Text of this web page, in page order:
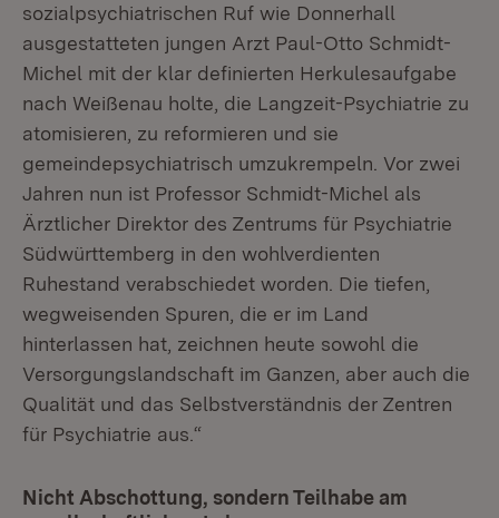
sozialpsychiatrischen Ruf wie Donnerhall
ausgestatteten jungen Arzt Paul-Otto Schmidt-
Michel mit der klar definierten Herkulesaufgabe
nach Weißenau holte, die Langzeit-Psychiatrie zu
atomisieren, zu reformieren und sie
gemeindepsychiatrisch umzukrempeln. Vor zwei
Jahren nun ist Professor Schmidt-Michel als
Ärztlicher Direktor des Zentrums für Psychiatrie
Südwürttemberg in den wohlverdienten
Ruhestand verabschiedet worden. Die tiefen,
wegweisenden Spuren, die er im Land
hinterlassen hat, zeichnen heute sowohl die
Versorgungslandschaft im Ganzen, aber auch die
Qualität und das Selbstverständnis der Zentren
für Psychiatrie aus.“
Nicht Abschottung, sondern Teilhabe am